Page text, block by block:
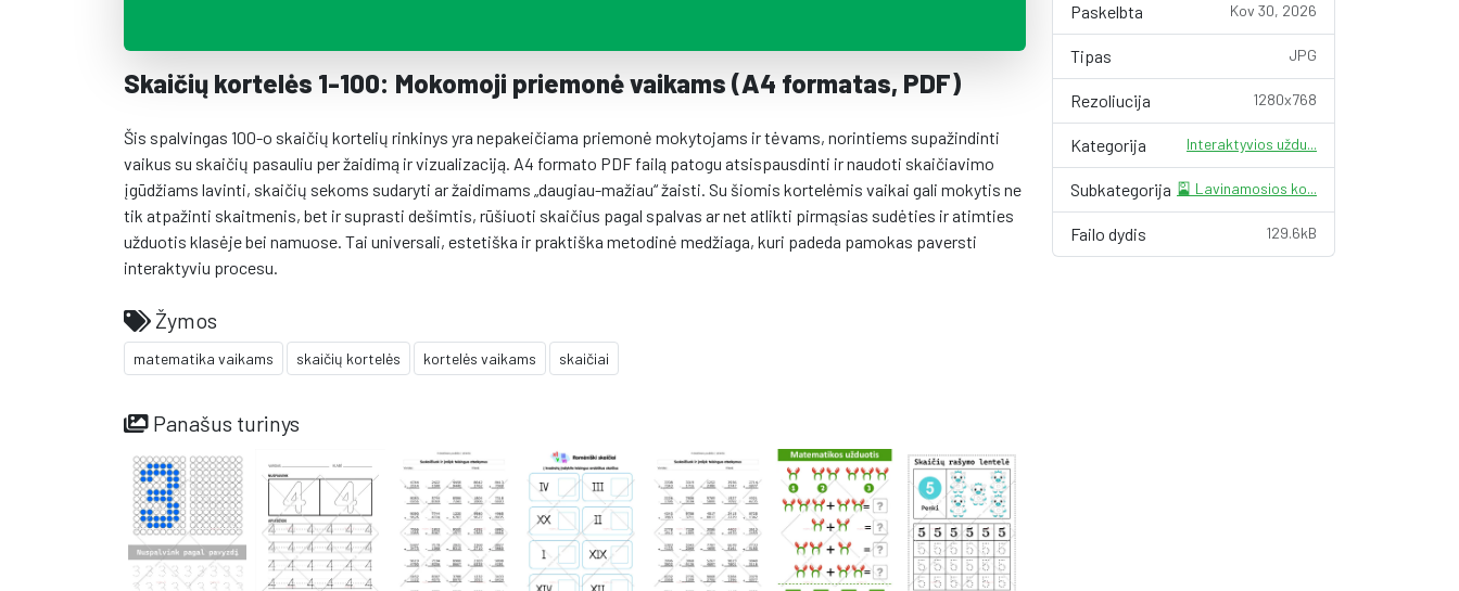
Skaičių kortelės 1-100: Mokomoji priemonė vaikams (A4 formatas, PDF)
Šis spalvingas 100-o skaičių kortelių rinkinys yra nepakeičiama priemonė mokytojams ir tėvams, norintiems supažindinti
vaikus su skaičių pasauliu per žaidimą ir vizualizaciją. A4 formato PDF failą patogu atsispausdinti ir naudoti skaičiavimo
įgūdžiams lavinti, skaičių sekoms sudaryti ar žaidimams „daugiau-mažiau“ žaisti. Su šiomis kortelėmis vaikai gali mokytis ne
tik atpažinti skaitmenis, bet ir suprasti dešimtis, rūšiuoti skaičius pagal spalvas ar net atlikti pirmąsias sudėties ir atimties
užduotis klasėje bei namuose. Tai universali, estetiška ir praktiška metodinė medžiaga, kuri padeda pamokas paversti
interaktyviu procesu.
Žymos
matematika vaikams skaičių kortelės kortelės vaikams skaičiai
Panašus turinys
Paskelbta Kov 30, 2026
Tipas JPG
Rezoliucija 1280x768
Kategorija Interaktyvios uždu...
Subkategorija 🎴 Lavinamosios ko...
Failo dydis 129.6kB